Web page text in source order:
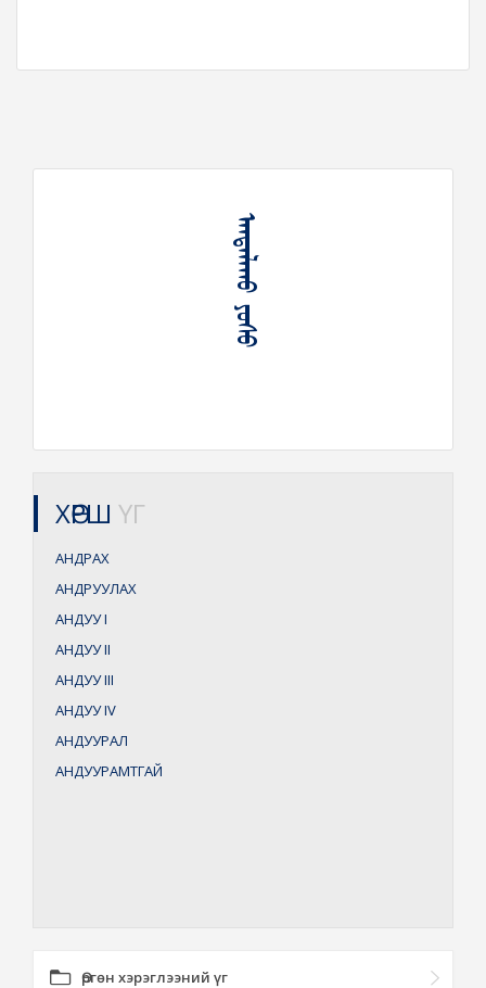
ᠠᠨᠳᠠᠯᠠᠬᠤ ᠶᠣᠰᠤ
ХӨРШ ҮГ
АНДРАХ
АНДРУУЛАХ
АНДУУI
АНДУУII
АНДУУIII
АНДУУIV
АНДУУРАЛ
АНДУУРАМТГАЙ
Өргөн хэрэглээний үг